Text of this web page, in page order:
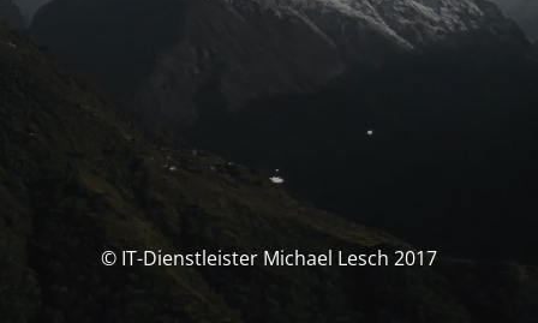
© IT-Dienstleister Michael Lesch 2017